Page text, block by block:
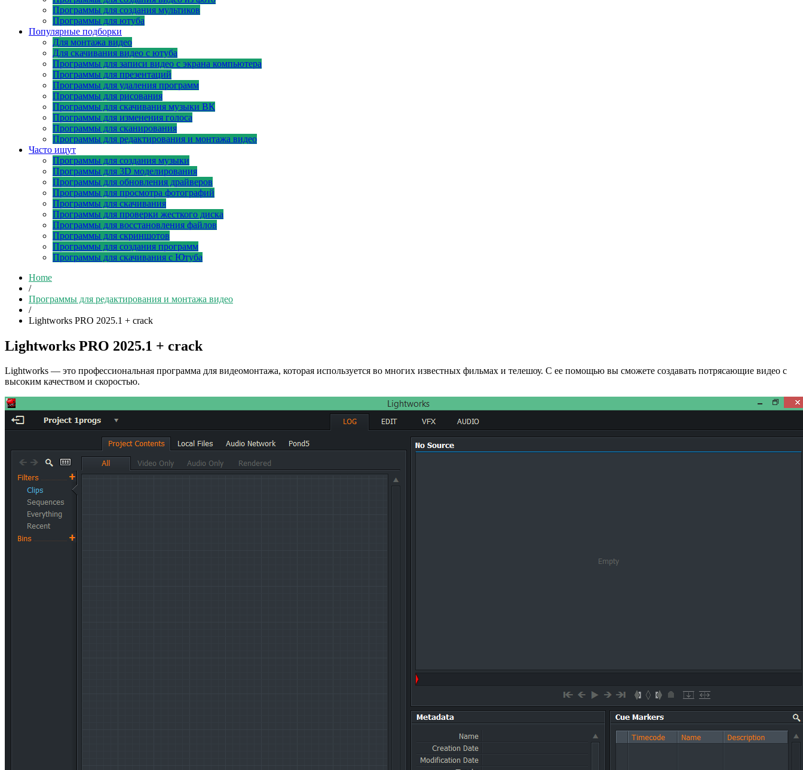
Программы для создания мультиков
Программы для ютуба
Популярные подборки
Для монтажа видео
Для скачивания видео с ютуба
Программы для записи видео с экрана компьютера
Программы для презентаций
Программы для удаления программ
Программы для рисования
Программы для скачивания музыки ВК
Программы для изменения голоса
Программы для сканирования
Программы для редактирования и монтажа видео
Часто ищут
Программы для создания музыки
Программы для 3D моделирования
Программы для обновления драйверов
Программы для просмотра фотографий
Программы для скачивания
Программы для проверки жесткого диска
Программы для восстановления файлов
Программы для скриншотов
Программы для создания программ
Программы для скачивания с Ютуба
Home
/
Программы для редактирования и монтажа видео
/
Lightworks PRO 2025.1 + crack
Lightworks PRO 2025.1 + crack
Lightworks — это профессиональная программа для видеомонтажа, которая используется во многих известных фильмах и телешоу. С ее помощью вы сможете создавать потрясающие видео с
высоким качеством и скоростью.